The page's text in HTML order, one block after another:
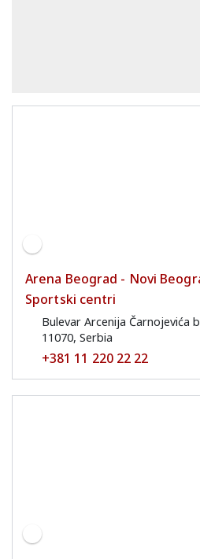
Arena Beograd - Novi
Sportski centri
Bulevar Arcenija Čarnojevića
11070, Serbia
+381 11 220 22 22